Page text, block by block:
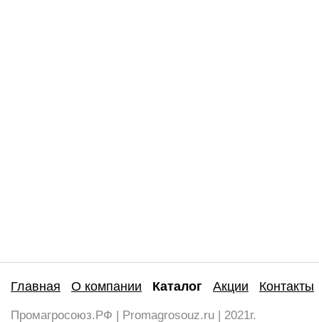
Главная О компании Каталог Акции
Контакты
Промагросоюз.РФ | Promagrosouz.ru | 2021г.